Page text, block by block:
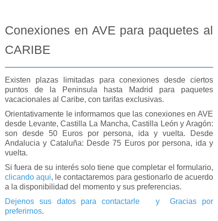
Bahia Principe
Caribe
Playas África
TOP 2026
Baleares
Grandes Viajes
Hoteles
Conexiones en AVE para paquetes al
CARIBE
Existen plazas limitadas para conexiones desde ciertos
puntos de la Peninsula hasta Madrid para paquetes
vacacionales al Caribe, con tarifas exclusivas.
Orientativamente le informamos que las conexiones en AVE
desde Levante, Castilla La Mancha, Castilla León y Aragón:
son desde 50 Euros por persona, ida y vuelta. Desde
Andalucia y Cataluña: Desde 75 Euros por persona, ida y
vuelta.
Si fuera de su interés solo tiene que completar el formulario,
clicando aqui, le contactaremos para gestionarlo de acuerdo
a la disponibilidad del momento y sus preferencias.
Dejenos sus datos para contactarle y Gracias por
preferirnos.